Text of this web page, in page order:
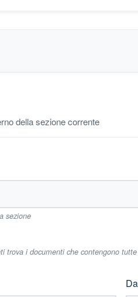
della sezione corrente
sezione
i documenti che contengono